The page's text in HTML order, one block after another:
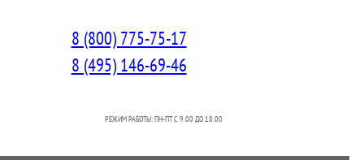
8 (800) 775-75-17
8 (495) 146-69-46
РЕЖИМ РАБОТЫ: ПН-ПТ C 9.00 ДО 18.00